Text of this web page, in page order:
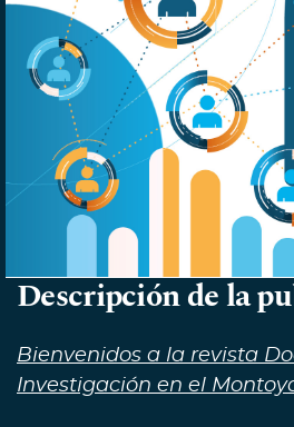
Descripción de la
Bienvenidos a la revista
Investigación en el